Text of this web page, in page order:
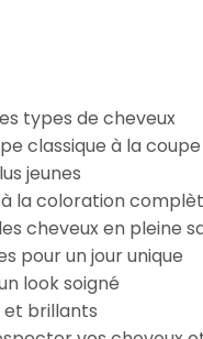
types de cheveux
classique à la
jeunes
la coloration
cheveux en pleine
pour un jour unique
look soigné
et brillants